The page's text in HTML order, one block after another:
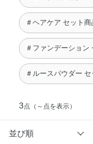
＃ヘアケア セット商
＃ファンデーション
＃ルースパウダー
3点 （～点を表示）
並び順